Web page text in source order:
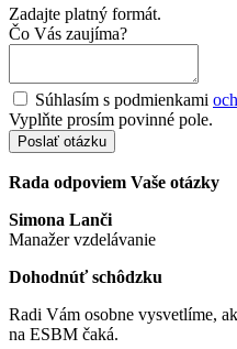
Zadajte platný formát.
Čo Vás zaujíma?
Súhlasím s podmienkami
Vyplňte prosím povinné pole.
Poslať otázku
Rada odpoviem Vaše otázky
Simona Lanči
Manažer vzdelávanie
Dohodnúť schôdzku
Radi Vám osobne vysvetlíme,
na ESBM čaká.